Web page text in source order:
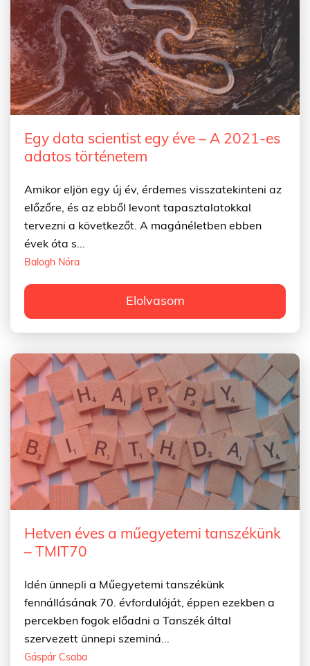
Egy data scientist egy éve – A 2021-es
adatos történetem
Amikor eljön egy új év, érdemes visszatekinteni az
előzőre, és az ebből levont tapasztalatokkal
tervezni a következőt. A magánéletben ebben
évek óta s...
Balogh Nóra
Elolvasom
Hetven éves a műegyetemi tanszékünk
– TMIT70
Idén ünnepli a Műegyetemi tanszékünk
fennállásának 70. évfordulóját, éppen ezekben a
percekben fogok előadni a Tanszék által
szervezett ünnepi szeminá...
Gáspár Csaba